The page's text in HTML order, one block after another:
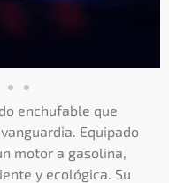
enchufable que
Equipado
motor a gasolina,
y ecológica. Su